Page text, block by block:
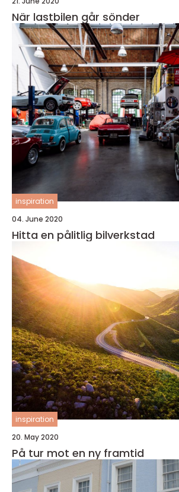
När lastbilen går sönder
inspiration
04. June 2020
Hitta en pålitlig bilverkstad
inspiration
20. May 2020
På tur mot en ny framtid